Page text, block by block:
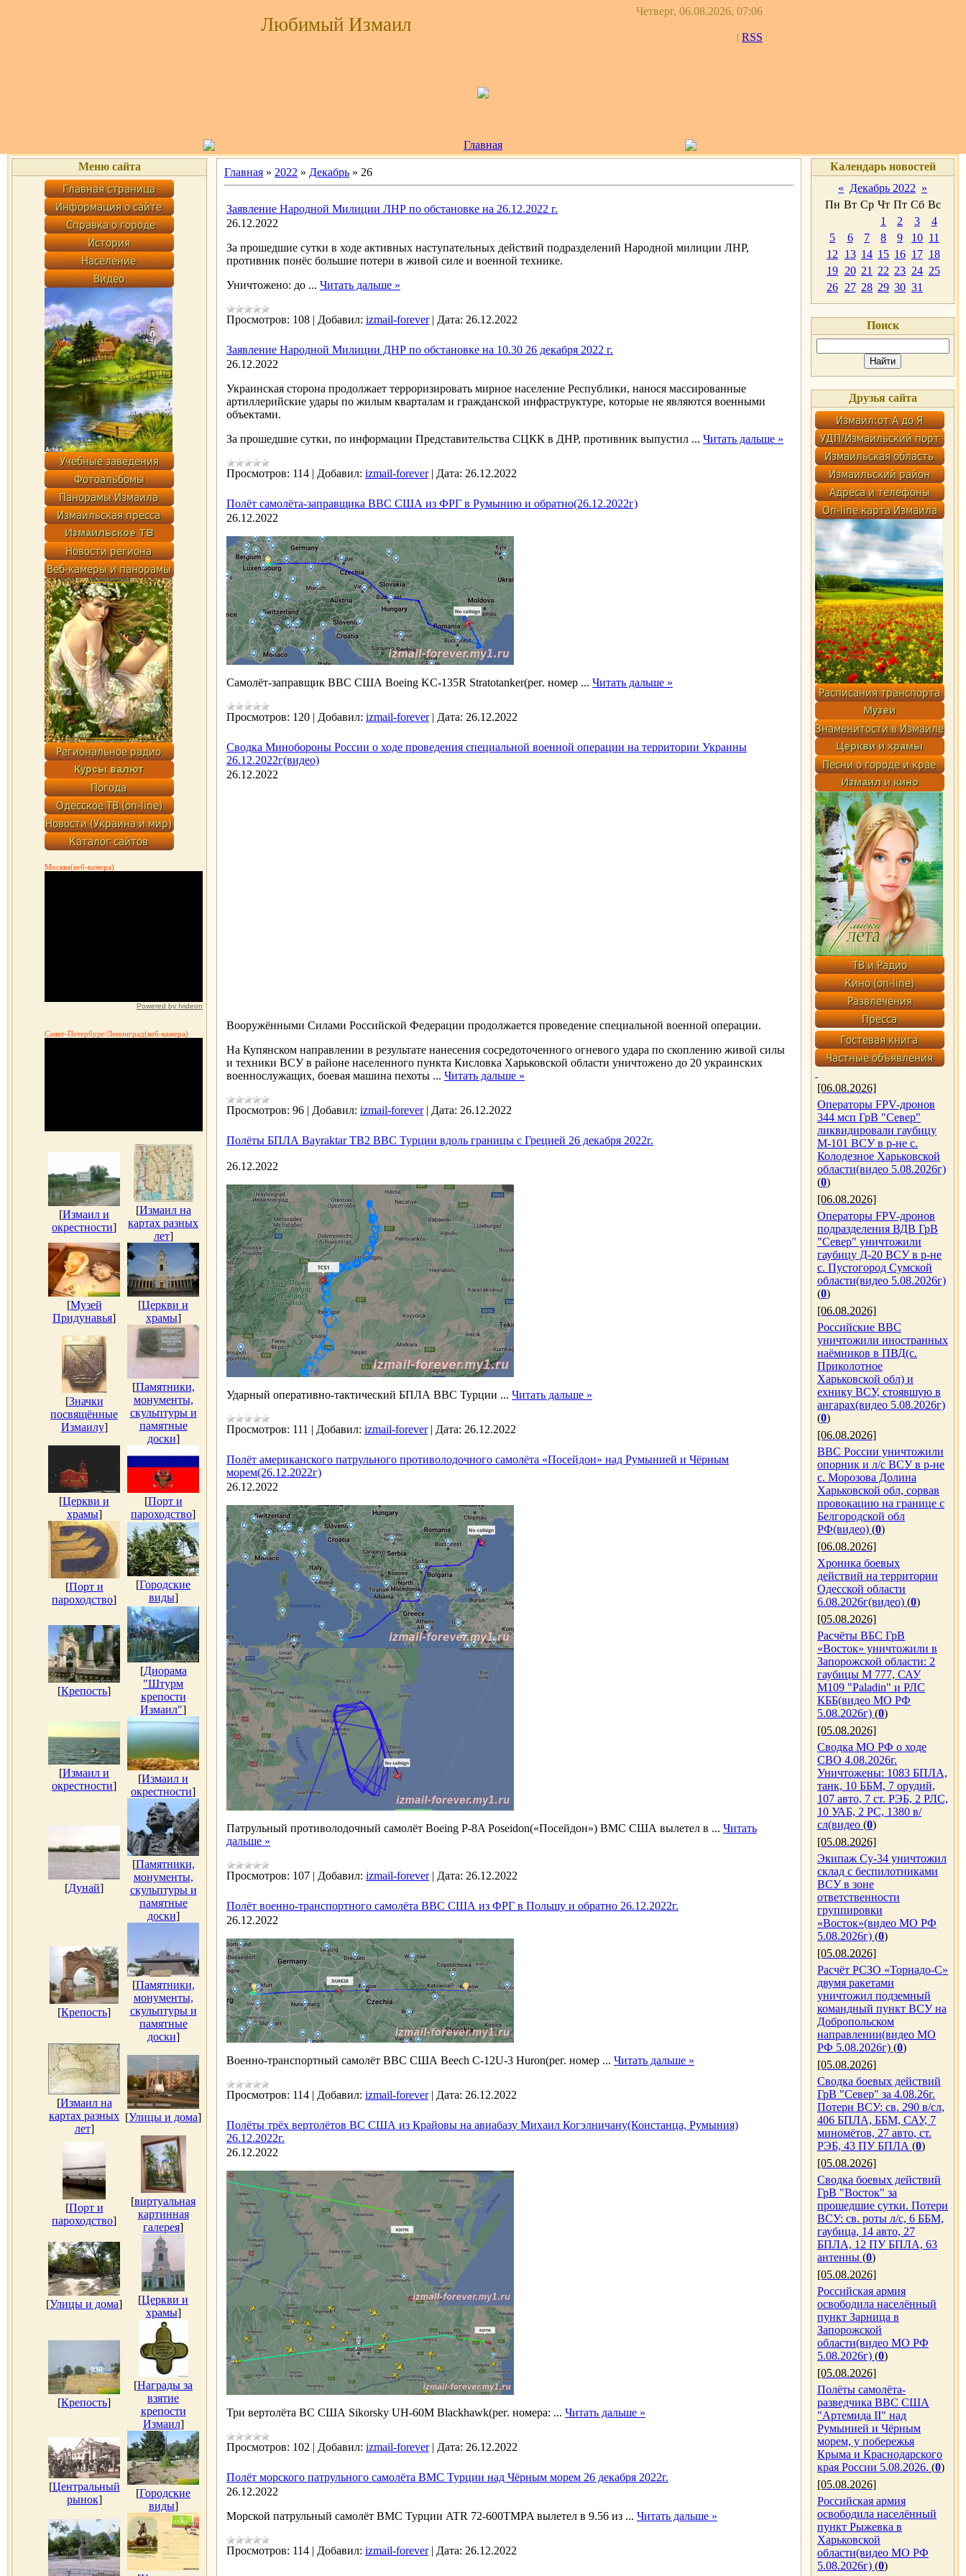
Любимый Измаил
Четверг, 06.08.2026, 07:06
| RSS
Главная
Меню сайта
Москва(веб-камера)
Powered by Ivideon
Санкт-Петербург/Ленинград(веб-камера)
[Измаил и
окрестности]
[Измаил на
картах разных
лет]
[Музей
Придунавья]
[Церкви и
храмы]
[Значки
посвящённые
Измаилу]
[Памятники,
монументы,
скульптуры и
памятные
доски]
[Церкви и
храмы]
[Порт и
пароходство]
[Порт и
пароходство]
[Городские
виды]
[Крепость]
[Диорама
"Штурм
крепости
Измаил"]
[Измаил и
окрестности]
[Измаил и
окрестности]
[Дунай]
[Памятники,
монументы,
скульптуры и
памятные
доски]
[Крепость]
[Памятники,
монументы,
скульптуры и
памятные
доски]
[Измаил на
картах разных
лет]
[Улицы и дома]
[Порт и
пароходство]
[виртуальная
картинная
галерея]
[Улицы и дома] [Церкви и
храмы]
[Крепость]
[Награды за
взятие
крепости
Измаил]
[Центральный
рынок]
[Городские
виды]
Главная » 2022 » Декабрь » 26
Заявление Народной Милиции ЛНР по обстановке на 26.12.2022 г.
26.12.2022
За прошедшие сутки в ходе активных наступательных действий подразделений Народной милиции ЛНР,
противник понёс большие потери в живой силе и военной технике.
Уничтожено: до ... Читать дальше »
Просмотров: 108 | Добавил: izmail-forever | Дата: 26.12.2022
Заявление Народной Милиции ДНР по обстановке на 10.30 26 декабря 2022 г.
26.12.2022
Украинская сторона продолжает терроризировать мирное население Республики, нанося массированные
артиллерийские удары по жилым кварталам и гражданской инфраструктуре, которые не являются военными
объектами.
За прошедшие сутки, по информации Представительства СЦКК в ДНР, противник выпустил ... Читать дальше »
Просмотров: 114 | Добавил: izmail-forever | Дата: 26.12.2022
Полёт самолёта-заправщика ВВС США из ФРГ в Румынию и обратно(26.12.2022г)
26.12.2022
Самолёт-заправщик ВВС США Boeing KC-135R Stratotanker(рег. номер ... Читать дальше »
Просмотров: 120 | Добавил: izmail-forever | Дата: 26.12.2022
Сводка Минобороны России о ходе проведения специальной военной операции на территории Украины
26.12.2022г(видео)
26.12.2022
Вооружёнными Силами Российской Федерации продолжается проведение специальной военной операции.
На Купянском направлении в результате нанесения сосредоточенного огневого удара по скоплению живой силы
и техники ВСУ в районе населенного пункта Кисловка Харьковской области уничтожено до 20 украинских
военнослужащих, боевая машина пехоты ... Читать дальше »
Просмотров: 96 | Добавил: izmail-forever | Дата: 26.12.2022
Полёты БПЛА Bayraktar TB2 ВВС Турции вдоль границы с Грецией 26 декабря 2022г.
26.12.2022
Ударный оперативно-тактический БПЛА ВВС Турции ... Читать дальше »
Просмотров: 111 | Добавил: izmail-forever | Дата: 26.12.2022
Полёт американского патрульного противолодочного самолёта «Посейдон» над Румынией и Чёрным
морем(26.12.2022г)
26.12.2022
Патрульный противолодочный самолёт Boeing P-8A Poseidon(«Посейдон») ВМС США вылетел в ... Читать
дальше »
Просмотров: 107 | Добавил: izmail-forever | Дата: 26.12.2022
Полёт военно-транспортного самолёта ВВС США из ФРГ в Польшу и обратно 26.12.2022г.
26.12.2022
Военно-транспортный самолёт ВВС США Beech C-12U-3 Huron(рег. номер ... Читать дальше »
Просмотров: 114 | Добавил: izmail-forever | Дата: 26.12.2022
Полёты трёх вертолётов ВС США из Крайовы на авиабазу Михаил Когэлничану(Констанца, Румыния)
26.12.2022г.
26.12.2022
Три вертолёта ВС США Sikorsky UH-60M Blackhawk(рег. номера: ... Читать дальше »
Просмотров: 102 | Добавил: izmail-forever | Дата: 26.12.2022
Полёт морского патрульного самолёта ВМС Турции над Чёрным морем 26 декабря 2022г.
26.12.2022
Морской патрульный самолёт ВМС Турции ATR 72-600TMPA вылетел в 9.56 из ... Читать дальше »
Просмотров: 114 | Добавил: izmail-forever | Дата: 26.12.2022
Календарь новостей
« Декабрь 2022 »
Пн Вт Ср Чт Пт Сб Вс
1
2 3
4
5
6 7 8 9 10 11
12
13 14 15 16 17 18
19 20 21 22 23 24 25
26 27 28 29 30 31
Поиск
Друзья сайта
[06.08.2026]
Операторы FPV-дронов
344 мсп ГрВ "Север"
ликвидировали гаубицу
М-101 ВСУ в р-не с.
Колодезное Харьковской
области(видео 5.08.2026г)
(0)
[06.08.2026]
Операторы FPV-дронов
подразделения ВДВ ГрВ
"Север" уничтожили
гаубицу Д-20 ВСУ в р-не
с. Пустогород Сумской
области(видео 5.08.2026г)
(0)
[06.08.2026]
Российские ВВС
уничтожили иностранных
наёмников в ПВД(с.
Приколотное
Харьковской обл) и
ехнику ВСУ, стоявшую в
ангарах(видео 5.08.2026г)
(0)
[06.08.2026]
ВВС России уничтожили
опорник и л/с ВСУ в р-не
с. Морозова Долина
Харьковской обл, сорвав
провокацию на границе с
Белгородской обл
РФ(видео) (0)
[06.08.2026]
Хроника боевых
действий на территории
Одесской области
6.08.2026г(видео) (0)
[05.08.2026]
Расчёты ВБС ГрВ
«Восток» уничтожили в
Запорожской области: 2
гаубицы M 777, САУ
M109 "Paladin" и РЛС
КББ(видео МО РФ
5.08.2026г) (0)
[05.08.2026]
Сводка МО РФ о ходе
СВО 4.08.2026г.
Уничтожены: 1083 БПЛА,
танк, 10 ББМ, 7 орудий,
107 авто, 7 ст. РЭБ, 2 РЛС,
10 УАБ, 2 РС, 1380 в/
сл(видео (0)
[05.08.2026]
Экипаж Су-34 уничтожил
склад с беспилотниками
ВСУ в зоне
ответственности
группировки
«Восток»(видео МО РФ
5.08.2026г) (0)
[05.08.2026]
Расчёт РСЗО «Торнадо-С»
двумя ракетами
уничтожил подземный
командный пункт ВСУ на
Добропольском
направлении(видео МО
РФ 5.08.2026г) (0)
[05.08.2026]
Сводка боевых действий
ГрВ "Север" за 4.08.26г.
Потери ВСУ: св. 290 в/сл,
406 БПЛА, ББМ, САУ, 7
миномётов, 27 авто, ст.
РЭБ, 43 ПУ БПЛА (0)
[05.08.2026]
Сводка боевых действий
ГрВ "Восток" за
прошедшие сутки. Потери
ВСУ: св. роты л/с, 6 ББМ,
гаубица, 14 авто, 27
БПЛА, 12 ПУ БПЛА, 63
антенны (0)
[05.08.2026]
Российская армия
освободила населённый
пункт Зарница в
Запорожской
области(видео МО РФ
5.08.2026г) (0)
[05.08.2026]
Полёты самолёта-
разведчика ВВС США
"Артемида II" над
Румынией и Чёрным
морем, у побережья
Крыма и Краснодарского
края России 5.08.2026. (0)
[05.08.2026]
Российская армия
освободила населённый
пункт Рыжевка в
Харьковской
области(видео МО РФ
5.08.2026г) (0)